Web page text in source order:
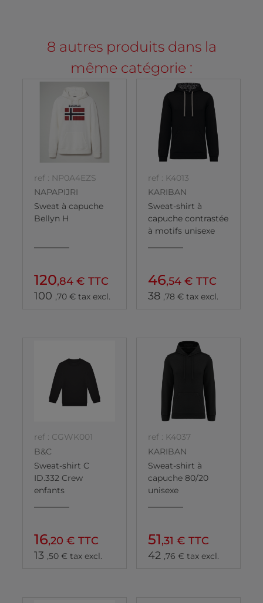
8 autres produits dans la
même catégorie :
ref : NP0A4EZS
NAPAPIJRI
Sweat à capuche
Bellyn H
120,84 € TTC
100 ,70 € tax excl.
ref : K4013
KARIBAN
Sweat-shirt à
capuche contrastée
à motifs unisexe
46,54 € TTC
38 ,78 € tax excl.
ref : CGWK001
B&C
Sweat-shirt C
ID.332 Crew
enfants
16,20 € TTC
13 ,50 € tax excl.
ref : K4037
KARIBAN
Sweat-shirt à
capuche 80/20
unisexe
51,31 € TTC
42 ,76 € tax excl.